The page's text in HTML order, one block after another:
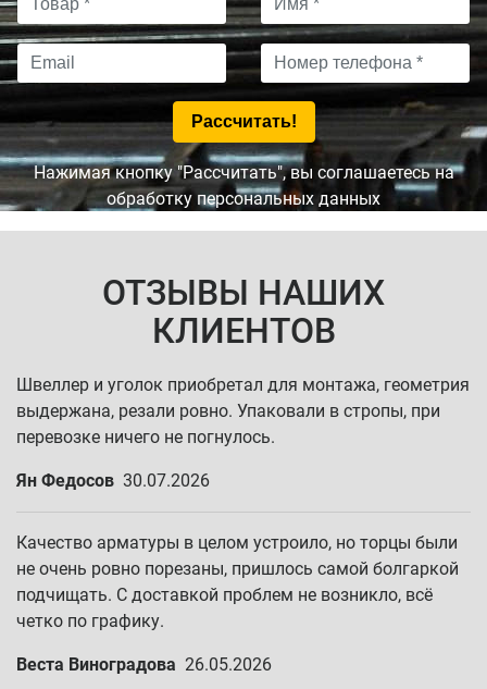
Нажимая кнопку "Рассчитать", вы соглашаетесь на
обработку персональных данных
ОТЗЫВЫ НАШИХ
КЛИЕНТОВ
Швеллер и уголок приобретал для монтажа, геометрия
выдержана, резали ровно. Упаковали в стропы, при
перевозке ничего не погнулось.
Ян Федосов 30.07.2026
Качество арматуры в целом устроило, но торцы были
не очень ровно порезаны, пришлось самой болгаркой
подчищать. С доставкой проблем не возникло, всё
четко по графику.
Веста Виноградова 26.05.2026